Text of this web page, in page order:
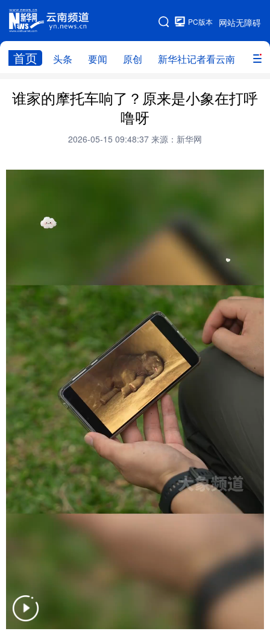
网站无障碍
PC版本
首页 头条 要闻 原创 新华社记者看云南 政务
网站地图
头条 云南要闻 本网原创
政务
云南省领导报道集
教育
州市
社会
经济
趣看文物
谁家的摩托车响了？原来是小象在打呼
噜呀
2026-05-15 09:48:37 来源：新华网